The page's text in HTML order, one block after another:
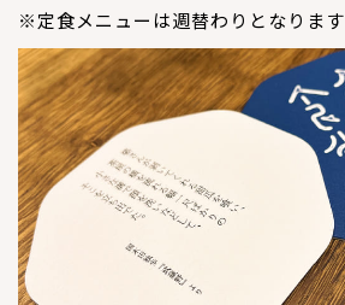
※定食メニューは週替わりとなります